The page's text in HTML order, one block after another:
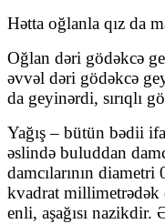
Hətta oğlanla qız da
Oğlan dəri gödəkcə
əvvəl dəri gödəkcə
da geyinərdi, sırıqlı
Yağış – bütün bədii
əslində buluddan
damcılarının
kvadrat millimetrədək
enli, aşağısı nazikdir.